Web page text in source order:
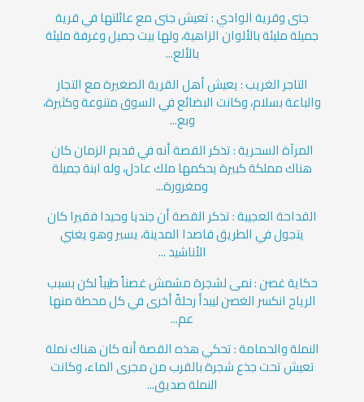
جنى وقرية الوادي : تعيش جنى مع عائلتها في قرية
جميلة مليئة بالألوان الزاهية، ولها بيت جميل وغرفة مليئة
بالألع...
التاجر الغريب : يعيش أهل القرية الصغيرة مع التجار
والباعة بسلام، وكانت البضائع في السوق متنوعة وكثيرة،
وبع...
المرآة السحرية : تذكر القصة أنه في قديم الزمان كان
هناك مملكة كبيرة يحكمها ملك عادل، وله ابنة جميلة
ومغرورة...
القداحة العجيبة : تذكر القصة أن جنديا وحيدا فقيرا كان
يتجول في الطريق قاصدا المدينة، يسير وهو يغني
الأناشيد ...
حكاية غصن : نمى لشجرة مشمش غصناً طيباً لكن بسبب
الرياح انكسر الغصن ليبدأ رحلةً أخرى في كل محطة منها
عم...
النملة والحمامة : تحكي هذه القصة أنه كان هناك نملة
تعيش تحت جذع شجرة بالقرب من مجرى الماء، وكانت
النملة صديق...